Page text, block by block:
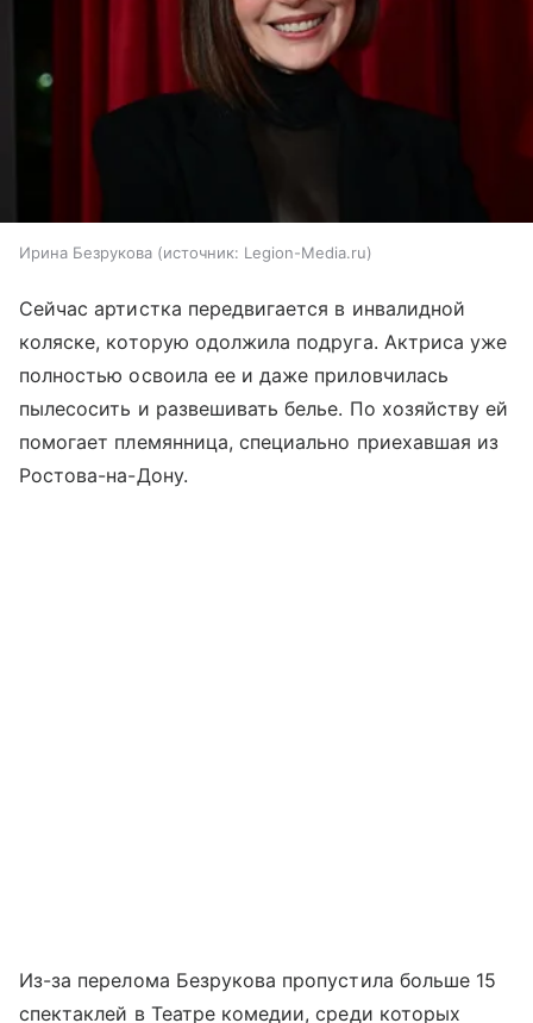
Ирина Безрукова источник: Legion-Media.ru
Сейчас артистка передвигается в инвалидной
коляске, которую одолжила подруга. Актриса уже
полностью освоила ее и даже приловчилась
пылесосить и развешивать белье. По хозяйству ей
помогает племянница, специально приехавшая из
Ростова-на-Дону.
Из-за перелома Безрукова пропустила больше 15
спектаклей в Театре комедии, среди которых